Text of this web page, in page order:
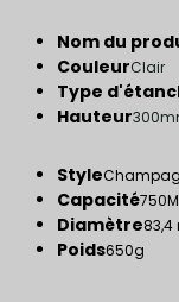
Nom du
CouleurClair
Type
Hauteur
Style
Capacité
Diamètre
Poids650g